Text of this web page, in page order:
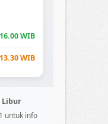
WIB
WIB
Libur
untuk info